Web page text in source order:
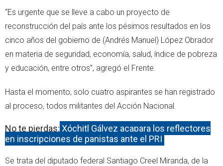
“Es urgente que se lleve a cabo un proyecto de
reconstrucción del país ante los pésimos resultados en los
cinco años del gobierno de (Andrés Manuel) López Obrador
en materia de seguridad, economía, salud, índice de pobreza
y educación, entre otros”, agregó el Frente.
Hasta el momento, solo cuatro aspirantes se han registrado
al proceso, todos militantes del Acción Nacional.
No te pierdas: Xóchitl Gálvez acapara los reflectores
en inscripciones de panistas ante el PRI
Se trata del diputado federal Santiago Creel Miranda, de la